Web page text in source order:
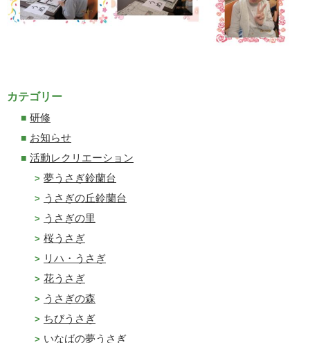
カテゴリー
研修
お知らせ
活動レクリエーション
夢うさぎ鈴蘭台
うさぎの丘鈴蘭台
うさぎの里
桜うさぎ
リハ・うさぎ
花うさぎ
うさぎの森
ちびうさぎ
いなばの夢うさぎ